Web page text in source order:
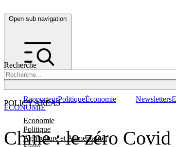
Open sub navigation
Recherche
POLICY AREAS
Economie
Politique
Agriculture et Alimentation
RapporteurPolitiqueÉconomie Newsletters
Chine : le zéro Covid
ÉCONOMIE